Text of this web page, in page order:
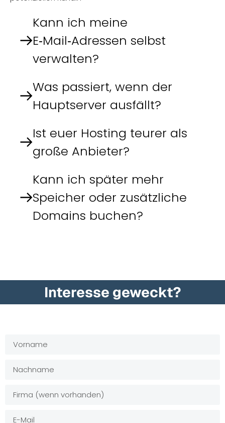
Kann ich meine
E‑Mail‑Adressen selbst
verwalten?
Was passiert, wenn der
Hauptserver ausfällt?
Ist euer Hosting teurer als
große Anbieter?
Kann ich später mehr
Speicher oder zusätzliche
Domains buchen?
Interesse geweckt?